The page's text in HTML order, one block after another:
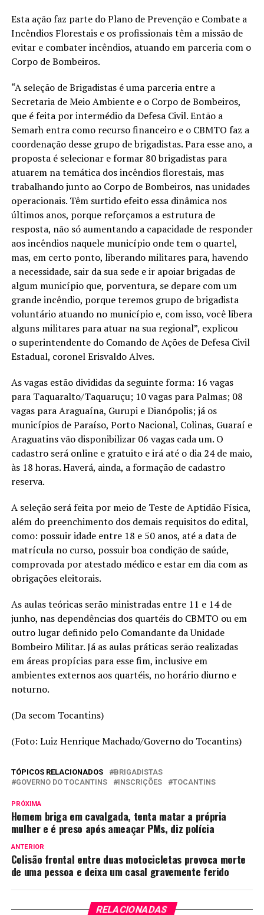
Esta ação faz parte do Plano de Prevenção e Combate a
Incêndios Florestais e os profissionais têm a missão de
evitar e combater incêndios, atuando em parceria com o
Corpo de Bombeiros.
“A seleção de Brigadistas é uma parceria entre a
Secretaria de Meio Ambiente e o Corpo de Bombeiros,
que é feita por intermédio da Defesa Civil. Então a
Semarh entra como recurso financeiro e o CBMTO faz a
coordenação desse grupo de brigadistas. Para esse ano, a
proposta é selecionar e formar 80 brigadistas para
atuarem na temática dos incêndios florestais, mas
trabalhando junto ao Corpo de Bombeiros, nas unidades
operacionais. Têm surtido efeito essa dinâmica nos
últimos anos, porque reforçamos a estrutura de
resposta, não só aumentando a capacidade de responder
aos incêndios naquele município onde tem o quartel,
mas, em certo ponto, liberando militares para, havendo
a necessidade, sair da sua sede e ir apoiar brigadas de
algum município que, porventura, se depare com um
grande incêndio, porque teremos grupo de brigadista
voluntário atuando no município e, com isso, você libera
alguns militares para atuar na sua regional”, explicou
o superintendente do Comando de Ações de Defesa Civil
Estadual, coronel Erisvaldo Alves.
As vagas estão divididas da seguinte forma: 16 vagas
para Taquaralto/Taquaruçu; 10 vagas para Palmas; 08
vagas para Araguaína, Gurupi e Dianópolis; já os
municípios de Paraíso, Porto Nacional, Colinas, Guaraí e
Araguatins vão disponibilizar 06 vagas cada um. O
cadastro será online e gratuito e irá até o dia 24 de maio,
às 18 horas. Haverá, ainda, a formação de cadastro
reserva.
A seleção será feita por meio de Teste de Aptidão Física,
além do preenchimento dos demais requisitos do edital,
como: possuir idade entre 18 e 50 anos, até a data de
matrícula no curso, possuir boa condição de saúde,
comprovada por atestado médico e estar em dia com as
obrigações eleitorais.
As aulas teóricas serão ministradas entre 11 e 14 de
junho, nas dependências dos quartéis do CBMTO ou em
outro lugar definido pelo Comandante da Unidade
Bombeiro Militar. Já as aulas práticas serão realizadas
em áreas propícias para esse fim, inclusive em
ambientes externos aos quartéis, no horário diurno e
noturno.
(Da secom Tocantins)
(Foto: Luiz Henrique Machado/Governo do Tocantins)
TÓPICOS RELACIONADOS
BRIGADISTAS
GOVERNO DO TOCANTINS
INSCRIÇÕES TOCANTINS
PRÓXIMA
Homem briga em cavalgada, tenta matar a própria
mulher e é preso após ameaçar PMs, diz polícia
ANTERIOR
Colisão frontal entre duas motocicletas provoca morte
de uma pessoa e deixa um casal gravemente ferido
RELACIONADAS